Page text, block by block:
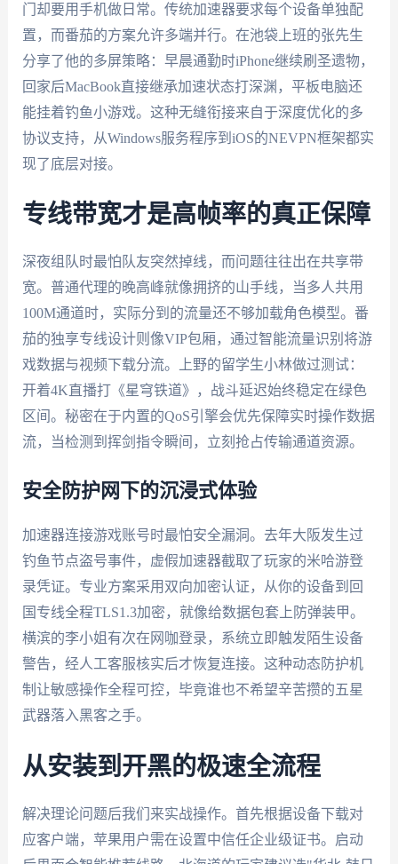
门却要用手机做日常。传统加速器要求每个设备单独配
置，而番茄的方案允许多端并行。在池袋上班的张先生
分享了他的多屏策略：早晨通勤时iPhone继续刷圣遗物，
回家后MacBook直接继承加速状态打深渊，平板电脑还
能挂着钓鱼小游戏。这种无缝衔接来自于深度优化的多
协议支持，从Windows服务程序到iOS的NEVPN框架都实
现了底层对接。
专线带宽才是高帧率的真正保障
深夜组队时最怕队友突然掉线，而问题往往出在共享带
宽。普通代理的晚高峰就像拥挤的山手线，当多人共用
100M通道时，实际分到的流量还不够加载角色模型。番
茄的独享专线设计则像VIP包厢，通过智能流量识别将游
戏数据与视频下载分流。上野的留学生小林做过测试：
开着4K直播打《星穹铁道》，战斗延迟始终稳定在绿色
区间。秘密在于内置的QoS引擎会优先保障实时操作数据
流，当检测到挥剑指令瞬间，立刻抢占传输通道资源。
安全防护网下的沉浸式体验
加速器连接游戏账号时最怕安全漏洞。去年大阪发生过
钓鱼节点盗号事件，虚假加速器截取了玩家的米哈游登
录凭证。专业方案采用双向加密认证，从你的设备到回
国专线全程TLS1.3加密，就像给数据包套上防弹装甲。
横滨的李小姐有次在网咖登录，系统立即触发陌生设备
警告，经人工客服核实后才恢复连接。这种动态防护机
制让敏感操作全程可控，毕竟谁也不希望辛苦攒的五星
武器落入黑客之手。
从安装到开黑的极速全流程
解决理论问题后我们来实战操作。首先根据设备下载对
应客户端，苹果用户需在设置中信任企业级证书。启动